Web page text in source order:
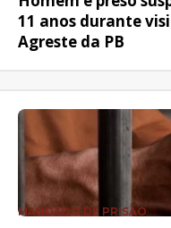
11 anos durante
Agreste da PB
MANDADO DE PRISÃO